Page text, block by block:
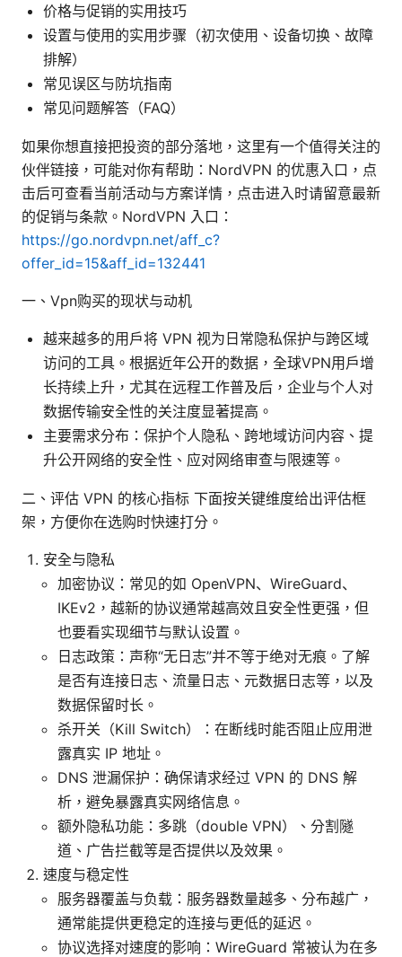
价格与促销的实用技巧
设置与使用的实用步骤（初次使用、设备切换、故障
排解）
常见误区与防坑指南
常见问题解答（FAQ）
如果你想直接把投资的部分落地，这里有一个值得关注的
伙伴链接，可能对你有帮助：NordVPN 的优惠入口，点
击后可查看当前活动与方案详情，点击进入时请留意最新
的促销与条款。NordVPN 入口：
https://go.nordvpn.net/aff_c?
offer_id=15&aff_id=132441
一、Vpn购买的现状与动机
越来越多的用户将 VPN 视为日常隐私保护与跨区域
访问的工具。根据近年公开的数据，全球VPN用户增
长持续上升，尤其在远程工作普及后，企业与个人对
数据传输安全性的关注度显著提高。
主要需求分布：保护个人隐私、跨地域访问内容、提
升公开网络的安全性、应对网络审查与限速等。
二、评估 VPN 的核心指标 下面按关键维度给出评估框
架，方便你在选购时快速打分。
安全与隐私
加密协议：常见的如 OpenVPN、WireGuard、
IKEv2，越新的协议通常越高效且安全性更强，但
也要看实现细节与默认设置。
日志政策：声称“无日志”并不等于绝对无痕。了解
是否有连接日志、流量日志、元数据日志等，以及
数据保留时长。
杀开关（Kill Switch）：在断线时能否阻止应用泄
露真实 IP 地址。
DNS 泄漏保护：确保请求经过 VPN 的 DNS 解
析，避免暴露真实网络信息。
额外隐私功能：多跳（double VPN）、分割隧
道、广告拦截等是否提供以及效果。
速度与稳定性
服务器覆盖与负载：服务器数量越多、分布越广，
通常能提供更稳定的连接与更低的延迟。
协议选择对速度的影响：WireGuard 常被认为在多